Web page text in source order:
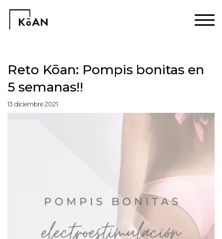
Reto Kōan: Pompis bonitas en
5 semanas!!
13 diciembre 2021